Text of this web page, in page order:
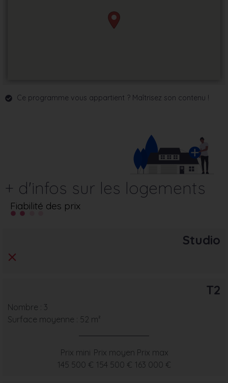
Ce programme vous appartient ? Maîtrisez son contenu !
+ d'infos sur les logements
Fiabilité des prix
Studio
T2
Nombre : 3
Surface moyenne : 52 m²
Prix mini
145 500 €
Prix moyen
154 500 €
Prix max
163 000 €